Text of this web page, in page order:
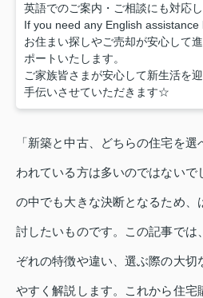
英語でのご案内・ご相談にも対応し
If you need any English assistance
お住まい探しやご売却が安心して
ポートいたします。
ご家族皆さまが安心して新生活を
手伝いさせていただきます☆
「新築と中古、どちらの住宅を
われている方は多いのではないで
の中でも大きな決断となるため、
討したいものです。この記事では
ぞれの特徴や違い、選ぶ際の大切
やすく解説します。これから住宅